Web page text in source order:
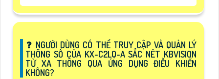
️❓ NGƯỜI DÙNG CÓ THỂ TRUY CẬP VÀ QUẢN LÝ
THÔNG SỐ CỦA KX-C2LQ-A SẮC NÉT KBVISION
TỪ XA THÔNG QUA ỨNG DỤNG ĐIỀU KHIỂN
KHÔNG?